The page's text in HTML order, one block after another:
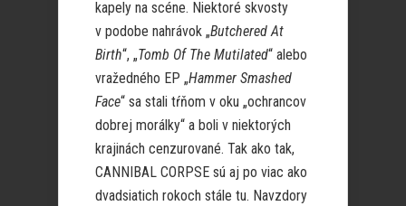
kapely na scéne. Niektoré skvosty
v podobe nahrávok „Butchered At
Birth“, „Tomb Of The Mutilated“ alebo
vražedného EP „Hammer Smashed
Face“ sa stali tŕňom v oku „ochrancov
dobrej morálky“ a boli v niektorých
krajinách cenzurované. Tak ako tak,
CANNIBAL CORPSE sú aj po viac ako
dvadsiatich rokoch stále tu. Navzdory